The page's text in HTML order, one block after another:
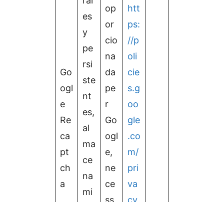
Go
ogl
e
Re
ca
pt
ch
a
es
y
pe
rsi
ste
nt
es,
al
ma
ce
na
mi
op
or
cio
na
da
pe
r
Go
ogl
e,
ne
ce
ss
htt
ps:
//p
oli
cie
s.g
oo
gle
.co
m/
pri
va
cy